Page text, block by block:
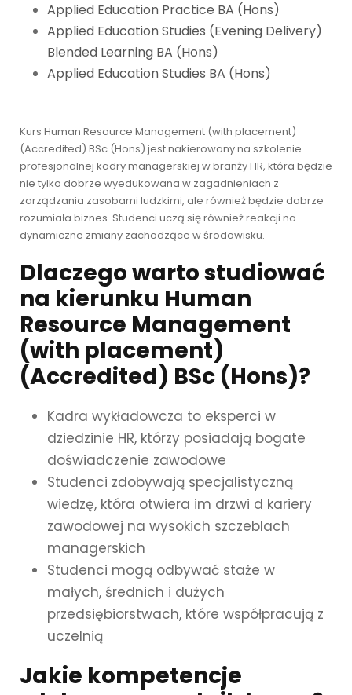
Applied Education Practice BA (Hons)
Applied Education Studies (Evening Delivery)
Blended Learning BA (Hons)
Applied Education Studies BA (Hons)
Kurs Human Resource Management (with placement)
(Accredited) BSc (Hons) jest nakierowany na szkolenie
profesjonalnej kadry managerskiej w branży HR, która będzie
nie tylko dobrze wyedukowana w zagadnieniach z
zarządzania zasobami ludzkimi, ale również będzie dobrze
rozumiała biznes. Studenci uczą się również reakcji na
dynamiczne zmiany zachodzące w środowisku.
Dlaczego warto studiować
na kierunku Human
Resource Management
(with placement)
(Accredited) BSc (Hons)?
Kadra wykładowcza to eksperci w
dziedzinie HR, którzy posiadają bogate
doświadczenie zawodowe
Studenci zdobywają specjalistyczną
wiedzę, która otwiera im drzwi d kariery
zawodowej na wysokich szczeblach
managerskich
Studenci mogą odbywać staże w
małych, średnich i dużych
przedsiębiorstwach, które współpracują z
uczelnią
Jakie kompetencje